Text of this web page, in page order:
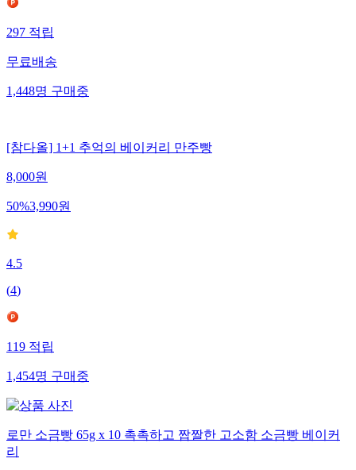
297적립
무료배송
1,448명구매중
[참다올] 1+1 추억의 베이커리 만주빵
8,000원
50%3,990원
4.5
(4)
119적립
1,454명구매중
로만 소금빵 65g x 10 촉촉하고 짭짤한 고소함 소금빵 베이커
리